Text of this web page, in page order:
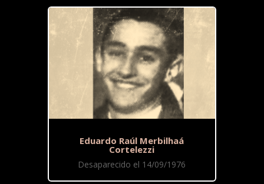
Eduardo Raúl Merbilhaá
Cortelezzi
Desaparecido el 14/09/1976